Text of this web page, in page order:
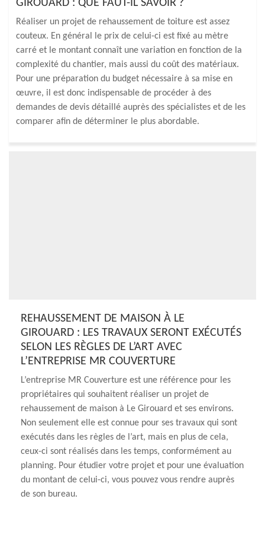
GIROUARD : QUE FAUT-IL SAVOIR ?
Réaliser un projet de rehaussement de toiture est assez
couteux. En général le prix de celui-ci est fixé au mètre
carré et le montant connaît une variation en fonction de la
complexité du chantier, mais aussi du coût des matériaux.
Pour une préparation du budget nécessaire à sa mise en
œuvre, il est donc indispensable de procéder à des
demandes de devis détaillé auprès des spécialistes et de les
comparer afin de déterminer le plus abordable.
REHAUSSEMENT DE MAISON À LE
GIROUARD : LES TRAVAUX SERONT EXÉCUTÉS
SELON LES RÈGLES DE L’ART AVEC
L’ENTREPRISE MR COUVERTURE
L’entreprise MR Couverture est une référence pour les
propriétaires qui souhaitent réaliser un projet de
rehaussement de maison à Le Girouard et ses environs.
Non seulement elle est connue pour ses travaux qui sont
exécutés dans les règles de l’art, mais en plus de cela,
ceux-ci sont réalisés dans les temps, conformément au
planning. Pour étudier votre projet et pour une évaluation
du montant de celui-ci, vous pouvez vous rendre auprès
de son bureau.